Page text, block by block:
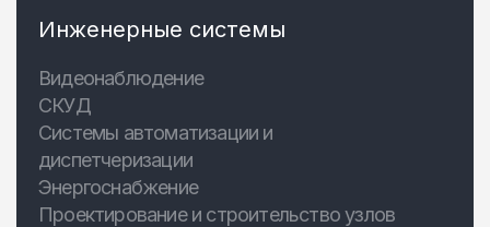
Инженерные системы
Видеонаблюдение
СКУД
Системы автоматизации и
диспетчеризации
Энергоснабжение
Проектирование и строительство узлов